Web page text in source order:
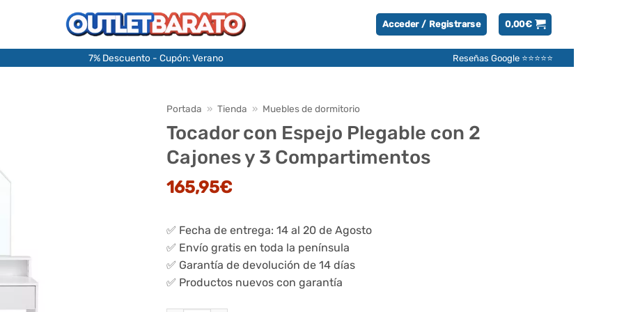
Acceder / Registrarse 0,00€
7% Descuento - Cupón: Verano Reseñas Google ⭐⭐⭐⭐⭐
Portada » Tienda » Muebles de dormitorio
Tocador con Espejo Plegable con 2
Cajones y 3 Compartimentos
165,95€
✅ Fecha de entrega: 14 al 20 de Agosto
✅ Envío gratis en toda la península
✅ Garantía de devolución de 14 días
✅ Productos nuevos con garantía